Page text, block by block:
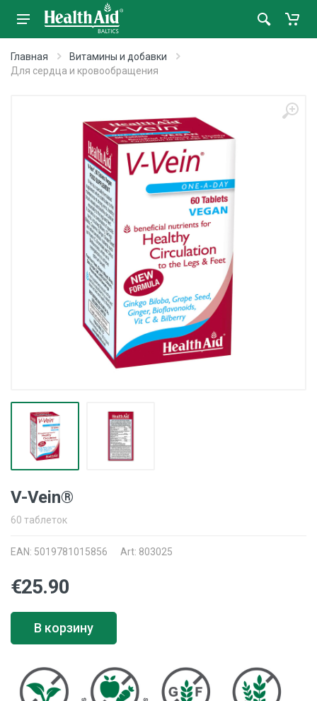
Главная
Витамины и добавки
Для сердца и кровообращения
V-Vein®
60 таблеток
EAN: 5019781015856 Art: 803025
€25.90
В корзину